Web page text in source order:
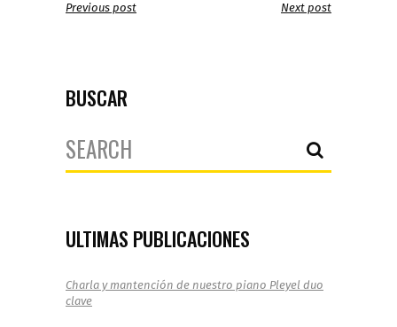
Previous post Next post
BUSCAR
Search
for:
ULTIMAS PUBLICACIONES
Charla y mantención de nuestro piano Pleyel duo
clave